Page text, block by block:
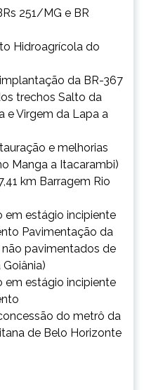
251/MG e BR
Hidroagrícola do
da BR-367
trechos Salto da
e Virgem da Lapa a
e melhorias
Manga a Itacarambi)
km Barragem Rio
em estágio incipiente
Pavimentação da
não pavimentados de
em estágio incipiente
do metrô da
de Belo Horizonte